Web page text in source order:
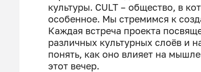
культуры. CULT – общество, в
особенное. Мы стремимся к
Каждая встреча проекта
различных культурных слоёв и
понять, как оно влияет на
этот вечер.